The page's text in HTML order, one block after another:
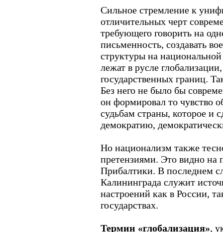
Сильное стремление к
отличительных черт
требующего говорить на
письменность, создавать
структуры на
лежат в русле
государственных границ.
Без него не было бы
он формировал то чувство
судьбам страны, которое и
демократию,
Но национализм также
претензиями. Это видно на
Прибалтики. В последнем
Калининграда служит
настроений как в России,
государствах.
Термин «глобализация»,